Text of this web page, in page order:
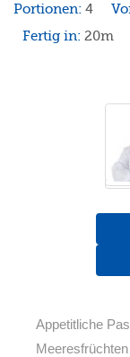
Portionen:4
Fertig in:20m
Appetitliche
Meeresfrüchten